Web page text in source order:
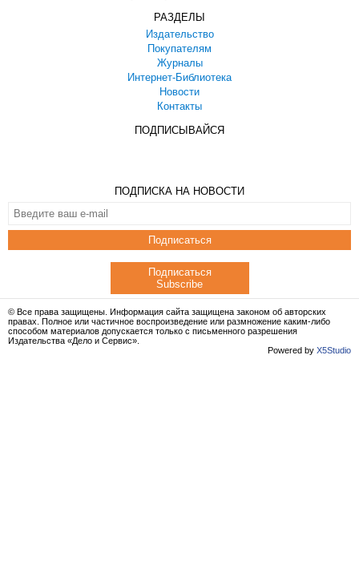
РАЗДЕЛЫ
Издательство
Покупателям
Журналы
Интернет-Библиотека
Новости
Контакты
ПОДПИСЫВАЙСЯ
ПОДПИСКА НА НОВОСТИ
Подписаться
Подписаться
Subscribe
© Все права защищены. Информация сайта защищена законом об авторских
правах. Полное или частичное воспроизведение или размножение каким-либо
способом материалов допускается только с письменного разрешения
Издательства «Дело и Сервис».
Powered by X5Studio